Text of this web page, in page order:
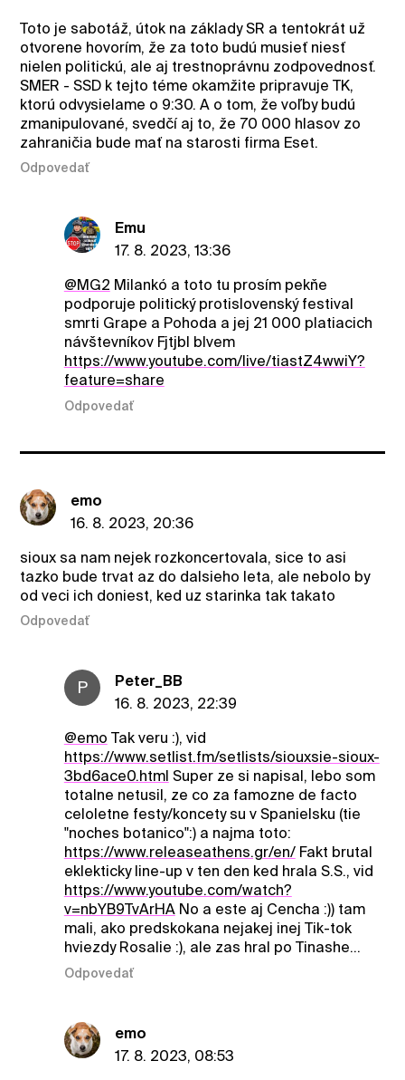
Toto je sabotáž, útok na základy SR a tentokrát už
otvorene hovorím, že za toto budú musieť niesť
nielen politickú, ale aj trestnoprávnu zodpovednosť.
SMER - SSD k tejto téme okamžite pripravuje TK,
ktorú odvysielame o 9:30. A o tom, že voľby budú
zmanipulované, svedčí aj to, že 70 000 hlasov zo
zahraničia bude mať na starosti firma Eset.
Odpovedať
Emu
17. 8. 2023, 13:36
@MG2 Milankó a toto tu prosím pekňe
podporuje politický protislovenský festival
smrti Grape a Pohoda a jej 21 000 platiacich
návštevníkov Fjtjbl blvem
https://www.youtube.com/live/tiastZ4wwiY?
feature=share
Odpovedať
emo
16. 8. 2023, 20:36
sioux sa nam nejek rozkoncertovala, sice to asi
tazko bude trvat az do dalsieho leta, ale nebolo by
od veci ich doniest, ked uz starinka tak takato
Odpovedať
P
Peter_BB
16. 8. 2023, 22:39
@emo Tak veru :), vid
https://www.setlist.fm/setlists/siouxsie-sioux-
3bd6ace0.html Super ze si napisal, lebo som
totalne netusil, ze co za famozne de facto
celoletne festy/koncety su v Spanielsku (tie
"noches botanico":) a najma toto:
https://www.releaseathens.gr/en/Fakt brutal
eklekticky line-up v ten den ked hrala S.S., vid
https://www.youtube.com/watch?
v=nbYB9TvArHANo a este aj Cencha :)) tam
mali, ako predskokana nejakej inej Tik-tok
hviezdy Rosalie :), ale zas hral po Tinashe...
Odpovedať
emo
17. 8. 2023, 08:53